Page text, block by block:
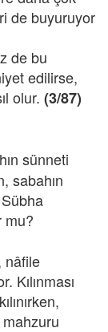
de buyuruyor
de bu
edilirse,
olur. (3/87)
sünneti
sabahın
mu?
nâfile
Kılınması